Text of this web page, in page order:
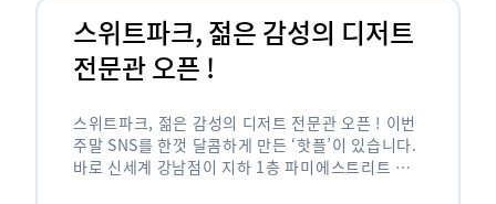
스위트파크, 젊은 감성의 디저트
전문관 오픈 !
스위트파크, 젊은 감성의 디저트 전문관 오픈 ! 이번
주말 SNS를 한껏 달콤하게 만든 ‘핫플’이 있습니다.
바로 신세계 강남점이 지하 1층 파미에스트리트 분